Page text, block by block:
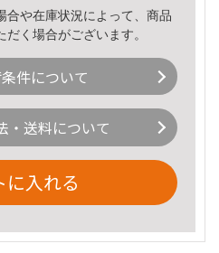
や在庫状況によって、商品
く場合がございます。
件について
・送料について
に入れる